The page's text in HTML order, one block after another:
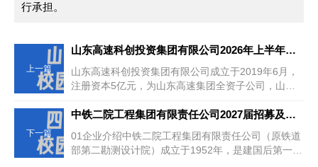
行承担。
上一篇
山东高速科创投资集团有限公司2026年上半年校园招聘工作人员公告
山东高速科创投资集团有限公司成立于2019年6月，
注册资本5亿元，为山东高速集团全资子公司，山东
下一篇
中铁二院工程集团有限责任公司2027届招募及校园招聘实习生启事
01企业介绍中铁二院工程集团有限责任公司（原铁道
部第二勘测设计院）成立于1952年，是建国后第一批